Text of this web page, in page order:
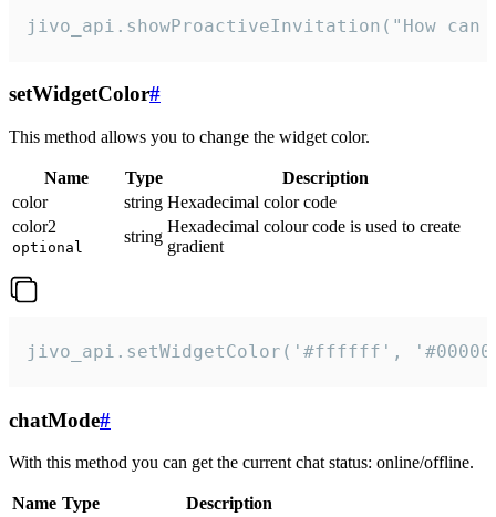
jivo_api.showProactiveInvitation("How
setWidgetColor#
This method allows you to change the widget color.
Name Type
Description
color
string Hexadecimal color code
color2
optional
string
Hexadecimal colour code is used to create
gradient
jivo_api.setWidgetColor('#ffffff',
chatMode#
With this method you can get the current chat status: online/offline.
Name Type
Description